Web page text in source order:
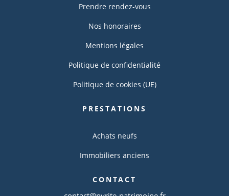
Prendre rendez-vous
Nos honoraires
Mentions légales
Politique de confidentialité
Politique de cookies (UE)
PRESTATIONS
Achats neufs
Immobiliers anciens
CONTACT